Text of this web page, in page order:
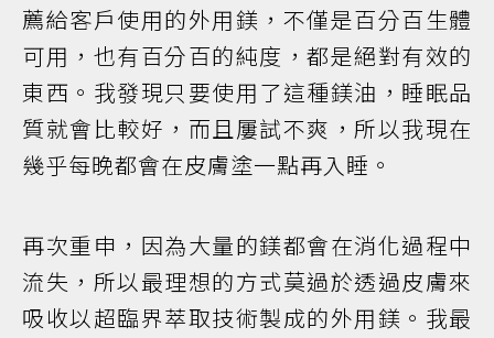
薦給客戶使用的外用鎂，不僅是百分百生體
可用，也有百分百的純度，都是絕對有效的
東西。我發現只要使用了這種鎂油，睡眠品
質就會比較好，而且屢試不爽，所以我現在
幾乎每晚都會在皮膚塗一點再入睡。
再次重申，因為大量的鎂都會在消化過程中
流失，所以最理想的方式莫過於透過皮膚來
吸收以超臨界萃取技術製成的外用鎂。我最